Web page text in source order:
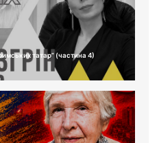
татар” (частина 4)